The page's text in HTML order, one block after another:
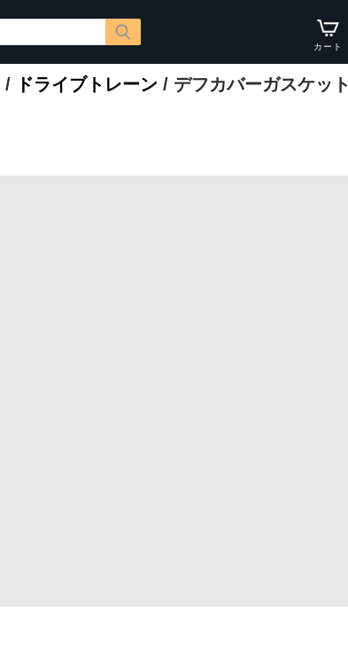
カート
/ ドライブトレーン / デフカバーガスケット